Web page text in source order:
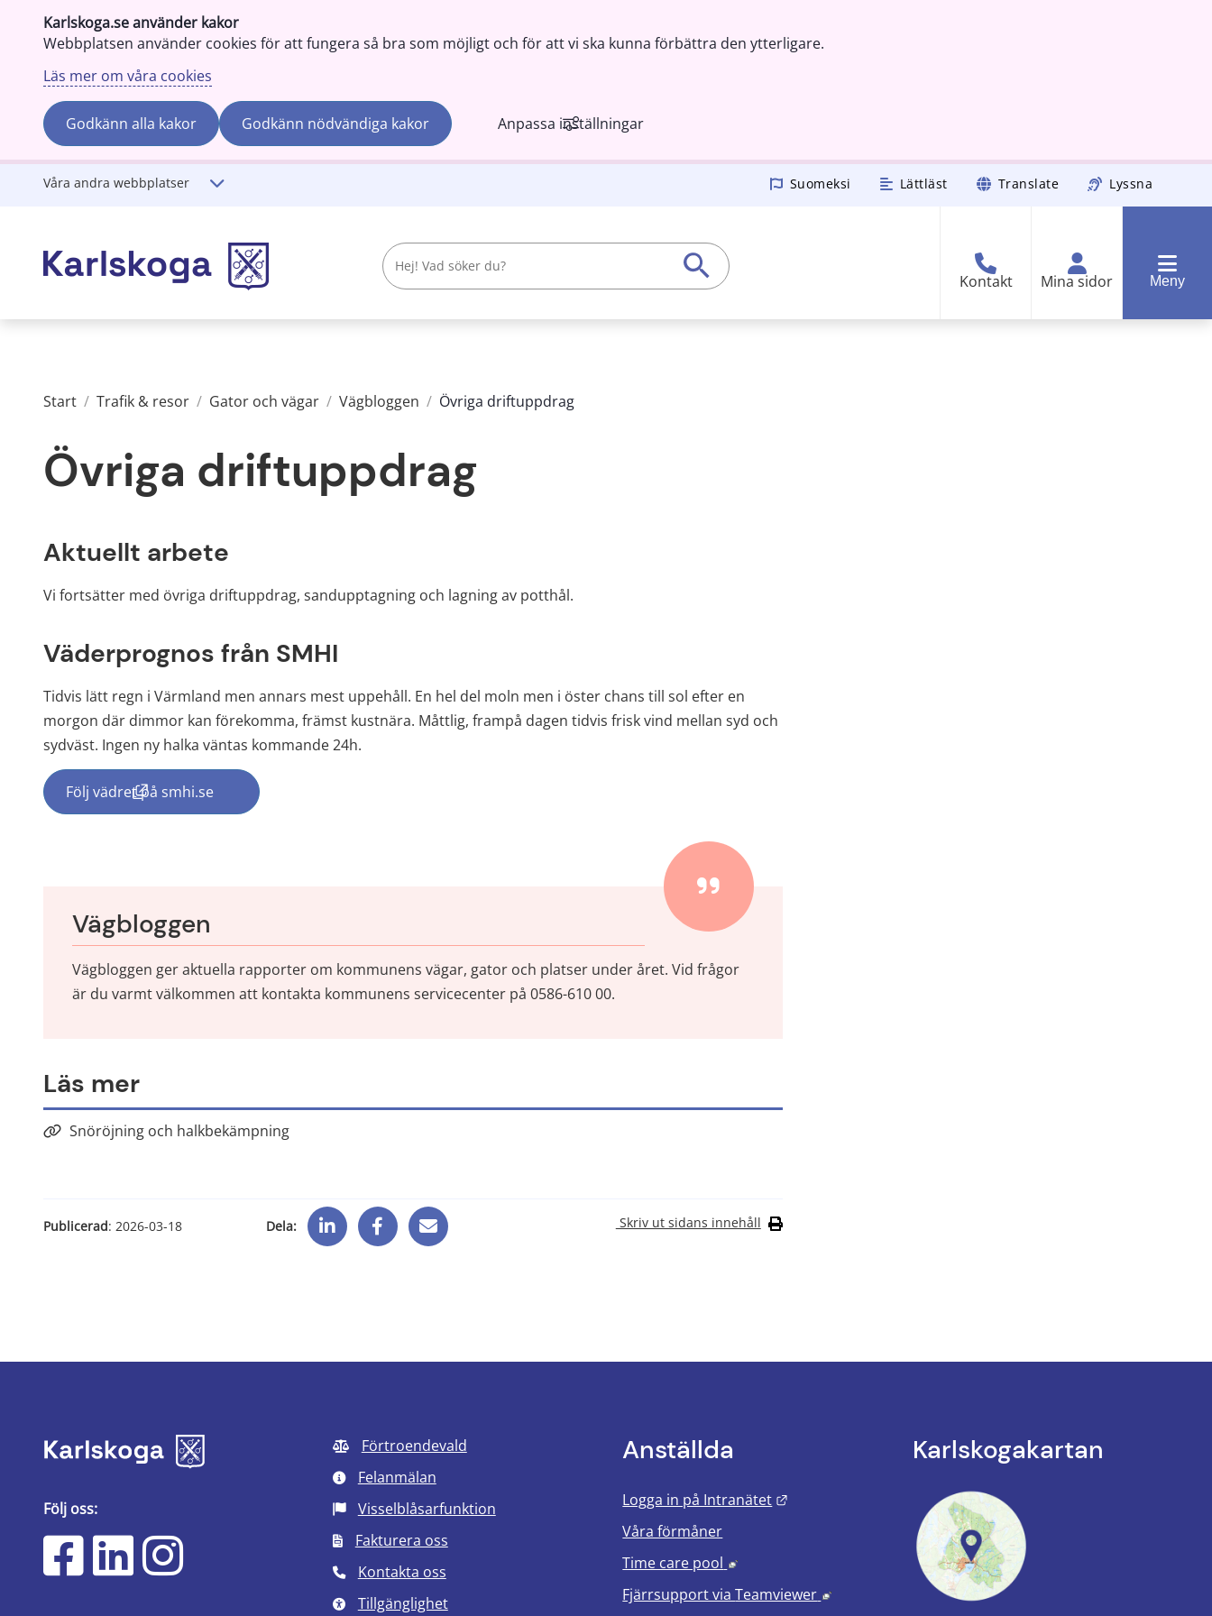
Karlskoga.se använder kakor
Webbplatsen använder cookies för att fungera så bra som möjligt och för att vi ska kunna förbättra den ytterligare.
Läs mer om våra cookies
Godkänn alla kakor Godkänn nödvändiga kakor Anpassa inställningar
Gå till innehåll
Våra andra webbplatser Suomeksi Lättläst Translate Lyssna
Kontakt Mina sidor Meny
Start / Trafik & resor / Gator och vägar / Vägbloggen / Övriga driftuppdrag
Övriga driftuppdrag
Aktuellt arbete
Vi fortsätter med övriga driftuppdrag, sandupptagning och lagning av potthål.
Väderprognos från SMHI
Tidvis lätt regn i Värmland men annars mest uppehåll. En hel del moln men i öster chans till sol efter en
morgon där dimmor kan förekomma, främst kustnära. Måttlig, frampå dagen tidvis frisk vind mellan syd och
sydväst. Ingen ny halka väntas kommande 24h.
Följ vädret på smhi.se(länk till annan webbplats, öppnas i nytt fönster)
Vägbloggen
Vägbloggen ger aktuella rapporter om kommunens vägar, gator och platser under året. Vid frågor
är du varmt välkommen att kontakta kommunens servicecenter på 0586-610 00.
Läs mer
Snöröjning och halkbekämpning
Publicerad: 2026-03-18 Dela: Skriv ut sidans innehåll
Följ oss:
Förtroendevald
Felanmälan
Visselblåsarfunktion
Fakturera oss
Kontakta oss
Tillgänglighet
Anställda
Logga in på Intranätet
Länk till annan webbplats.
Våra förmåner
Time care pool
Länk till annan webbplats, öppnas i nytt fönster.
Fjärrsupport viaTeamviewer Länk till annan webbplats, öppnas i nytt fönster.
Karlskoga­kartan